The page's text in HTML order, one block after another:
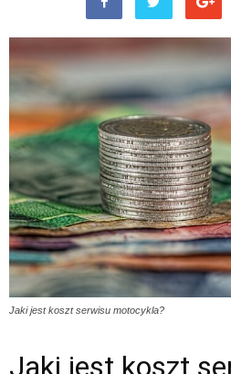
Jaki jest koszt serwisu motocykla?
Jaki jest koszt